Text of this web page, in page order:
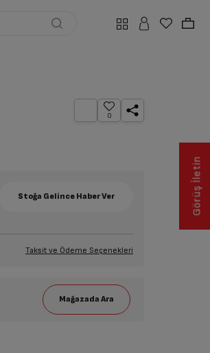
0
Taksit ve Ödeme Seçenekleri
Görüş İletin